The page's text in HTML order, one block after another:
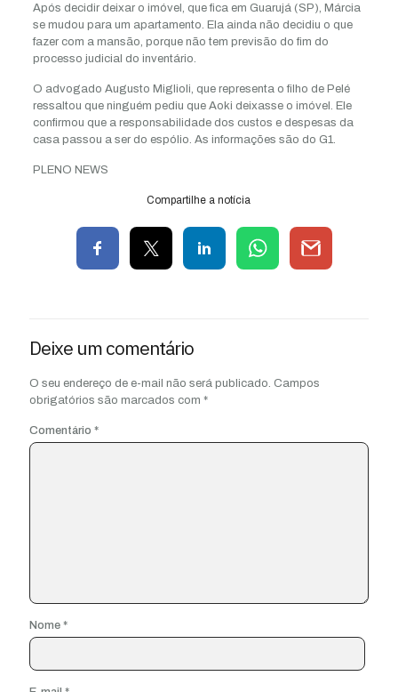
Após decidir deixar o imóvel, que fica em Guarujá (SP), Márcia
se mudou para um apartamento. Ela ainda não decidiu o que
fazer com a mansão, porque não tem previsão do fim do
processo judicial do inventário.
O advogado Augusto Miglioli, que representa o filho de Pelé
ressaltou que ninguém pediu que Aoki deixasse o imóvel. Ele
confirmou que a responsabilidade dos custos e despesas da
casa passou a ser do espólio. As informações são do G1.
PLENO NEWS
Compartilhe a notícia
Deixe um comentário
O seu endereço de e-mail não será publicado. Campos
obrigatórios são marcados com *
Comentário *
Nome *